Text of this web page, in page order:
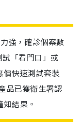
強，確診個案數
「看門口」或
價快速測試套裝
品已獲衛生署認
結果。